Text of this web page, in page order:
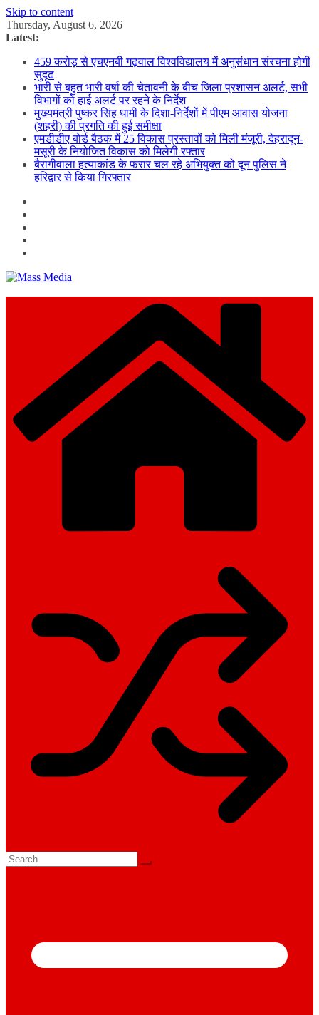
Skip to content
Thursday, August 6, 2026
Latest:
459 करोड़ से एचएनबी गढ़वाल विश्वविद्यालय में अनुसंधान संरचना होगी
सुदृढ
भारी से बहुत भारी वर्षा की चेतावनी के बीच जिला प्रशासन अलर्ट, सभी
विभागों को हाई अलर्ट पर रहने के निर्देश
मुख्यमंत्री पुष्कर सिंह धामी के दिशा-निर्देशों में पीएम आवास योजना
(शहरी) की प्रगति की हुई समीक्षा
एमडीडीए बोर्ड बैठक में 25 विकास प्रस्तावों को मिली मंजूरी, देहरादून-
मसूरी के नियोजित विकास को मिलेगी रफ्तार
बैरागीवाला हत्याकांड के फरार चल रहे अभियुक्त को दून पुलिस ने
हरिद्वार से किया गिरफ्तार